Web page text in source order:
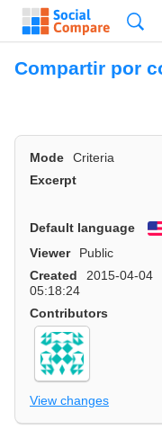
Compartir por
Mode Criteria
Excerpt
Default language
Viewer
Public
Created
2015-04-04
05:18:24
Contributors
View changes